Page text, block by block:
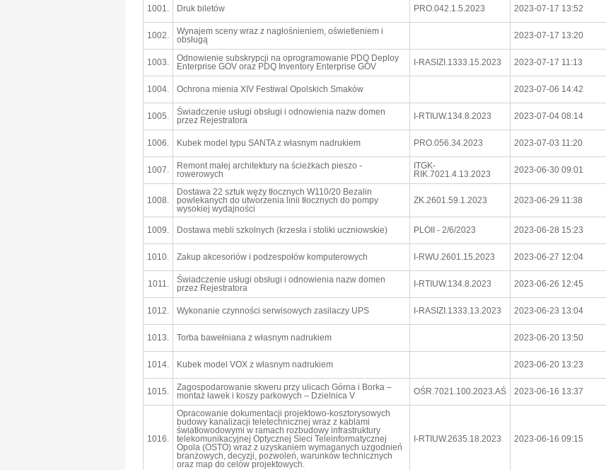
1001. Druk biletów PRO.042.1.5.2023 2023-07-17 13:52
1002.
Wynajem sceny wraz z nagłośnieniem, oświetleniem i
obsługą
2023-07-17 13:20
1003.
Odnowienie subskrypcji na oprogramowanie PDQ Deploy
Enterprise GOV oraz PDQ Inventory Enterprise GOV
I-RASIZI.1333.15.2023 2023-07-17 11:13
1004. Ochrona mienia XIV Festiwal Opolskich Smaków 2023-07-06 14:42
1005.
Świadczenie usługi obsługi i odnowienia nazw domen
przez Rejestratora
I-RTIUW.134.8.2023 2023-07-04 08:14
1006. Kubek model typu SANTA z własnym nadrukiem PRO.056.34.2023 2023-07-03 11:20
1007.
Remont małej architektury na ścieżkach pieszo -
rowerowych
ITGK-
RIK.7021.4.13.2023
2023-06-30 09:01
1008.
Dostawa 22 sztuk węży tłocznych W110/20 Bezalin
powlekanych do utworzenia linii tłocznych do pompy
wysokiej wydajności
ZK.2601.59.1.2023 2023-06-29 11:38
1009. Dostawa mebli szkolnych (krzesła i stoliki uczniowskie) PLOII - 2/6/2023 2023-06-28 15:23
1010. Zakup akcesoriów i podzespołów komputerowych I-RWU.2601.15.2023 2023-06-27 12:04
1011.
Świadczenie usługi obsługi i odnowienia nazw domen
przez Rejestratora
I-RTIUW.134.8.2023 2023-06-26 12:45
1012. Wykonanie czynności serwisowych zasilaczy UPS I-RASIZI.1333.13.2023 2023-06-23 13:04
1013. Torba bawełniana z własnym nadrukiem 2023-06-20 13:50
1014. Kubek model VOX z własnym nadrukiem 2023-06-20 13:23
1015.
Zagospodarowanie skweru przy ulicach Górna i Borka –
montaż ławek i koszy parkowych – Dzielnica V
OŚR.7021.100.2023.AŚ 2023-06-16 13:37
1016.
Opracowanie dokumentacji projektowo-kosztorysowych
budowy kanalizacji teletechnicznej wraz z kablami
światłowodowymi w ramach rozbudowy infrastruktury
telekomunikacyjnej Optycznej Sieci Teleinformatycznej
Opola (OSTO) wraz z uzyskaniem wymaganych uzgodnień
branżowych, decyzji, pozwoleń, warunków technicznych
oraz map do celów projektowych.
I-RTIUW.2635.18.2023 2023-06-16 09:15